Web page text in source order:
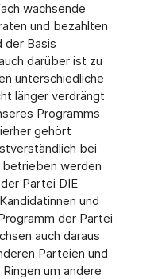
wachsende
und bezahlten
der Basis
darüber ist zu
unterschiedliche
länger verdrängt
Programms
gehört
bei
betrieben werden
Partei DIE
und
der Partei
auch daraus
Parteien und
um andere